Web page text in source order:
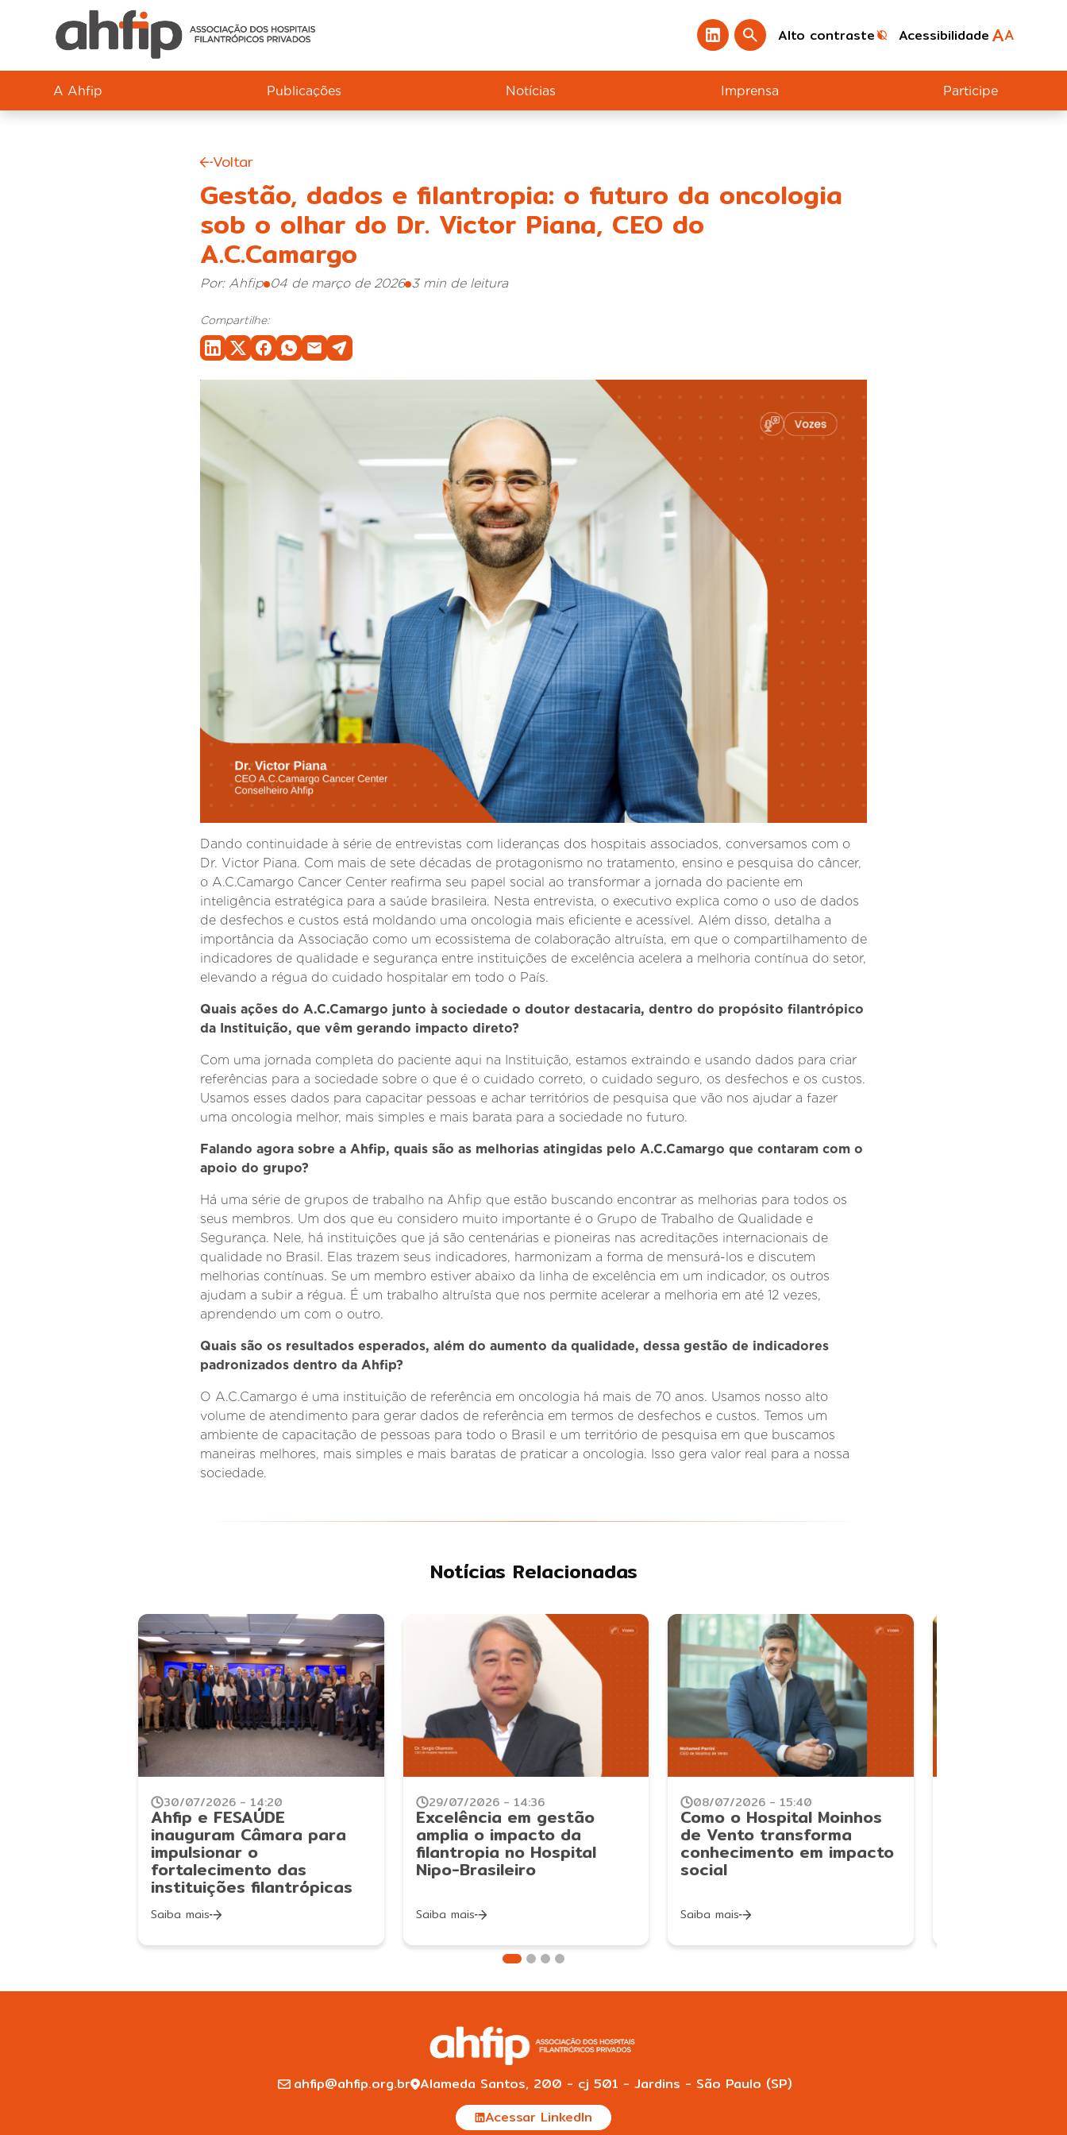
Alto contraste Acessibilidade AA
A Ahfip Publicações Notícias Imprensa Participe
Voltar
Gestão, dados e filantropia: o futuro da oncologia
sob o olhar do Dr. Victor Piana, CEO do
A.C.Camargo
Por: Ahfip 04 de março de 2026 3 min de leitura
Compartilhe:
Dando continuidade à série de entrevistas com lideranças dos hospitais associados, conversamos com o
Dr. Victor Piana. Com mais de sete décadas de protagonismo no tratamento, ensino e pesquisa do câncer,
o A.C.Camargo Cancer Center reafirma seu papel social ao transformar a jornada do paciente em
inteligência estratégica para a saúde brasileira. Nesta entrevista, o executivo explica como o uso de dados
de desfechos e custos está moldando uma oncologia mais eficiente e acessível. Além disso, detalha a
importância da Associação como um ecossistema de colaboração altruísta, em que o compartilhamento de
indicadores de qualidade e segurança entre instituições de excelência acelera a melhoria contínua do setor,
elevando a régua do cuidado hospitalar em todo o País.
Quais ações do A.C.Camargo junto à sociedade o doutor destacaria, dentro do propósito filantrópico
da Instituição, que vêm gerando impacto direto?
Com uma jornada completa do paciente aqui na Instituição, estamos extraindo e usando dados para criar
referências para a sociedade sobre o que é o cuidado correto, o cuidado seguro, os desfechos e os custos.
Usamos esses dados para capacitar pessoas e achar territórios de pesquisa que vão nos ajudar a fazer
uma oncologia melhor, mais simples e mais barata para a sociedade no futuro.
Falando agora sobre a Ahfip, quais são as melhorias atingidas pelo A.C.Camargo que contaram com o
apoio do grupo?
Há uma série de grupos de trabalho na Ahfip que estão buscando encontrar as melhorias para todos os
seus membros. Um dos que eu considero muito importante é o Grupo de Trabalho de Qualidade e
Segurança. Nele, há instituições que já são centenárias e pioneiras nas acreditações internacionais de
qualidade no Brasil. Elas trazem seus indicadores, harmonizam a forma de mensurá-los e discutem
melhorias contínuas. Se um membro estiver abaixo da linha de excelência em um indicador, os outros
ajudam a subir a régua. É um trabalho altruísta que nos permite acelerar a melhoria em até 12 vezes,
aprendendo um com o outro.
Quais são os resultados esperados, além do aumento da qualidade, dessa gestão de indicadores
padronizados dentro da Ahfip?
O A.C.Camargo é uma instituição de referência em oncologia há mais de 70 anos. Usamos nosso alto
volume de atendimento para gerar dados de referência em termos de desfechos e custos. Temos um
ambiente de capacitação de pessoas para todo o Brasil e um território de pesquisa em que buscamos
maneiras melhores, mais simples e mais baratas de praticar a oncologia. Isso gera valor real para a nossa
sociedade.
Notícias Relacionadas
30/07/2026 - 14:20
Ahfip e FESAÚDE
inauguram Câmara para
impulsionar o
fortalecimento das
instituições filantrópicas
Saiba mais
29/07/2026 - 14:36
Excelência em gestão
amplia o impacto da
filantropia no Hospital
Nipo-Brasileiro
Saiba mais
08/07/2026 - 15:40
Como o Hospital Moinhos
de Vento transforma
conhecimento em impacto
social
Saiba mais
ahfip@ahfip.org.br Alameda Santos, 200 - cj 501 - Jardins - São Paulo (SP)
Acessar LinkedIn